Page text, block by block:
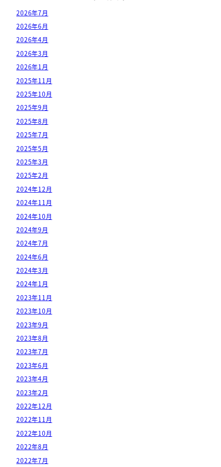
2026年7月
2026年6月
2026年4月
2026年3月
2026年1月
2025年11月
2025年10月
2025年9月
2025年8月
2025年7月
2025年5月
2025年3月
2025年2月
2024年12月
2024年11月
2024年10月
2024年9月
2024年7月
2024年6月
2024年3月
2024年1月
2023年11月
2023年10月
2023年9月
2023年8月
2023年7月
2023年6月
2023年4月
2023年2月
2022年12月
2022年11月
2022年10月
2022年8月
2022年7月